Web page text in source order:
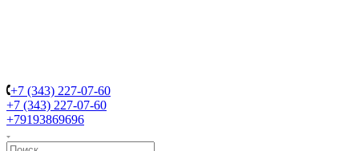
+7 (343) 227-07-60
+7 (343) 227-07-60
+79193869696